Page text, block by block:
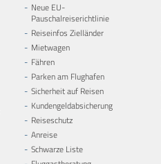
Neue EU-
Pauschalreiserichtlinie
Reiseinfos Zielländer
Mietwagen
Fähren
Parken am Flughafen
Sicherheit auf Reisen
Kundengeldabsicherung
Reiseschutz
Anreise
Schwarze Liste